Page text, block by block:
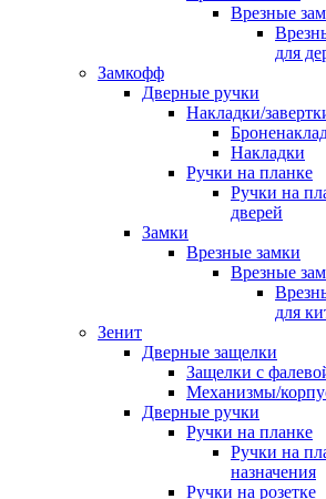
Врезные
для
Замкофф
Дверные ручки
Накладки/
Накладки
Ручки на планке
Ручки на
дверей
Замки
Врезные замки
Врезные
для
Зенит
Дверные защелки
Защелки с
Механизмы/
Дверные ручки
Ручки на планке
Ручки на
назначения
Ручки на розетке